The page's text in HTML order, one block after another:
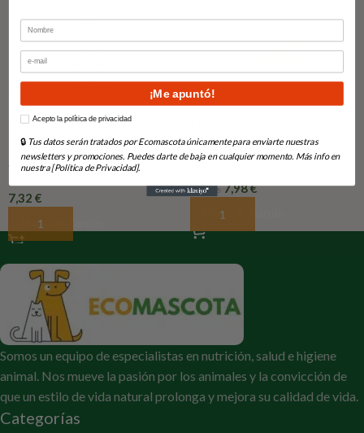
en spray
En Stock
7,32 €
Añadir Al Carrito
insectos gatos
En Stock
9,98€7,98€
Añadir Al Carrito
Somos un equipo de especialistas en nutrición, salud e higiene
animal. Nos mueve la pasión por los animales y la convicción de
que un estilo de vida natural prolonga y mejora su calidad de vida.
Categorías
Nombre
Email
¡Me apuntó!
How would you like to hear from us?
Acepto la política de privacidad
🔒 Tus datos serán tratados por Ecomascota únicamente para enviarte nuestras
newsletters y promociones. Puedes darte de baja en cualquier momento. Más info en
nuestra [Política de Privacidad].